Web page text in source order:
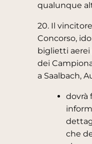
qualunque
20. Il
Concorso,
biglietti aerei
dei
a Saalbach,
dovrà
che